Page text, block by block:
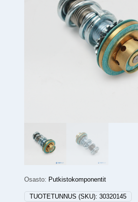
Osasto: Putkistokomponentit
TUOTETUNNUS (SKU): 30320145